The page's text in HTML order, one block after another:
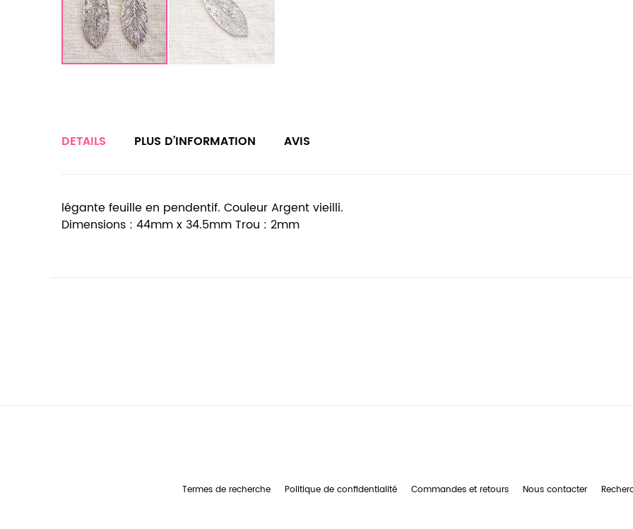
DETAILS
légante feuille en pendentif. Couleur Argent vieilli.
Dimensions : 44mm x 34.5mm Trou : 2mm
PLUS D’INFORMATION AVIS
Termes de recherche Politique de confidentialité Commandes et retours Nous contacter